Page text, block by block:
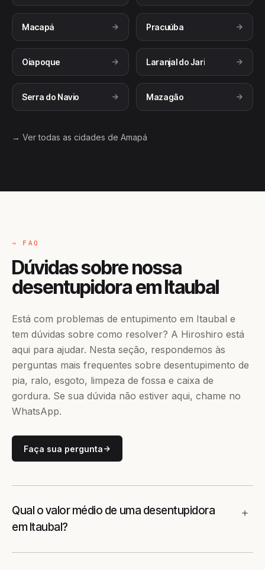
Macapá Pracuúba
Oiapoque Laranjal do Jari
Serra do Navio Mazagão
→ Ver todas as cidades de Amapá
→ FAQ
Dúvidas sobre nossa
desentupidora em Itaubal
Está com problemas de entupimento em Itaubal e
tem dúvidas sobre como resolver? A Hiroshiro está
aqui para ajudar. Nesta seção, respondemos às
perguntas mais frequentes sobre desentupimento de
pia, ralo, esgoto, limpeza de fossa e caixa de
gordura. Se sua dúvida não estiver aqui, chame no
WhatsApp.
Faça sua pergunta
Qual o valor médio de uma desentupidora
em Itaubal?